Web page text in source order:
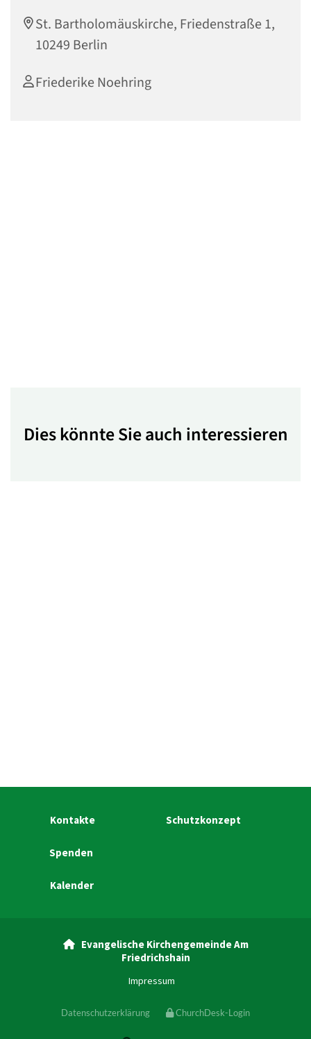
St. Bartholomäuskirche, Friedenstraße 1,
10249 Berlin
Friederike Noehring
Dies könnte Sie auch interessieren
Kontakte Schutzkonzept
Spenden
Kalender
Evangelische Kirchengemeinde Am
Friedrichshain
Impressum
Datenschutzerklärung ChurchDesk-Login